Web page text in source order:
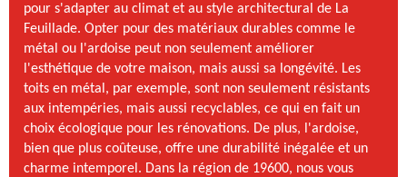
pour s'adapter au climat et au style architectural de La
Feuillade. Opter pour des matériaux durables comme le
métal ou l'ardoise peut non seulement améliorer
l'esthétique de votre maison, mais aussi sa longévité. Les
toits en métal, par exemple, sont non seulement résistants
aux intempéries, mais aussi recyclables, ce qui en fait un
choix écologique pour les rénovations. De plus, l'ardoise,
bien que plus coûteuse, offre une durabilité inégalée et un
charme intemporel. Dans la région de 19600, nous vous